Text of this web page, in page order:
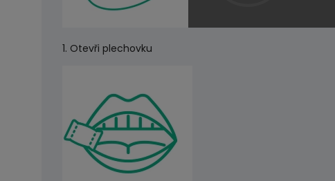
1. Otevři plechovku